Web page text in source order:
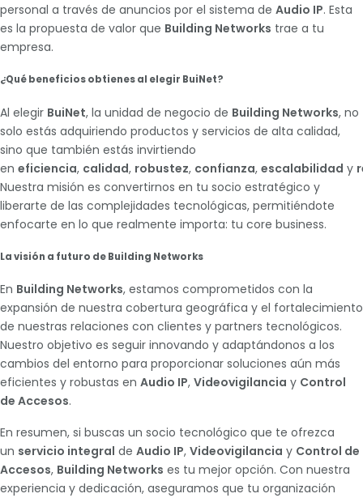
personal a través de anuncios por el sistema de Audio IP. Esta
es la propuesta de valor que Building Networks trae a tu
empresa.
¿Qué beneficios obtienes al elegir BuiNet?
Al elegir BuiNet, la unidad de negocio de Building Networks, no
solo estás adquiriendo productos y servicios de alta calidad,
sino que también estás invirtiendo
en eficiencia, calidad, robustez, confianza, escalabilidad y
Nuestra misión es convertirnos en tu socio estratégico y
liberarte de las complejidades tecnológicas, permitiéndote
enfocarte en lo que realmente importa: tu core business.
La visión a futuro de Building Networks
En Building Networks, estamos comprometidos con la
expansión de nuestra cobertura geográfica y el fortalecimiento
de nuestras relaciones con clientes y partners tecnológicos.
Nuestro objetivo es seguir innovando y adaptándonos a los
cambios del entorno para proporcionar soluciones aún más
eficientes y robustas en Audio IP, Videovigilancia y Control
de Accesos.
En resumen, si buscas un socio tecnológico que te ofrezca
un servicio integral de Audio IP, Videovigilancia y Control de
Accesos, Building Networks es tu mejor opción. Con nuestra
experiencia y dedicación, aseguramos que tu organización